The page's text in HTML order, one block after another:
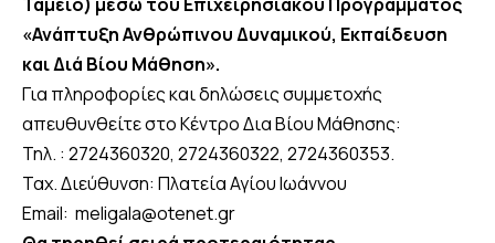
«Ανάπτυξη Ανθρώπινου Δυναμικού, Εκπαίδευση
και Διά Βίου Μάθηση».
Για πληροφορίες και δηλώσεις συμμετοχής
απευθυνθείτε στο Κέντρο Δια Βίου Μάθησης:
Τηλ. : 2724360320, 2724360322, 2724360353.
Ταχ. Διεύθυνση: Πλατεία Αγίου Ιωάννου
Email: meligala@otenet.gr